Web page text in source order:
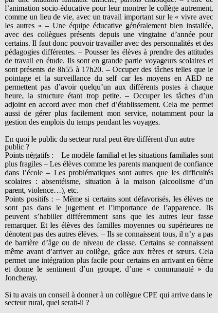
l’animation socio-éducative pour leur montrer le collège autrement,
comme un lieu de vie, avec un travail important sur le « vivre avec
les autres » – Une équipe éducative généralement bien installée,
avec des collègues présents depuis une vingtaine d’année pour
certains. Il faut donc pouvoir travailler avec des personnalités et des
pédagogies différentes. – Pousser les élèves à prendre des attitudes
de travail en étude. Ils sont en grande partie voyageurs scolaires et
sont présents de 8h55 à 17h20. – Occuper des tâches telles que le
pointage et la surveillance du self car les moyens en AED ne
permettent pas d’avoir quelqu’un aux différents postes à chaque
heure, la structure étant trop petite. – Occuper les tâches d’un
adjoint en accord avec mon chef d’établissement. Cela me permet
aussi de gérer plus facilement mon service, notamment pour la
gestion des emplois du temps pendant les voyages.
En quoi le public du secteur rural peut être différent d'un autre
public ?
Points négatifs : – Le modèle familial et les situations familiales sont
plus fragiles – Les élèves comme les parents manquent de confiance
dans l’école – Les problématiques sont autres que les difficultés
scolaires : absentéisme, situation à la maison (alcoolisme d’un
parent, violence…), etc.
Points positifs : – Même si certains sont défavorisés, les élèves ne
sont pas dans le jugement et l’importance de l’apparence. Ils
peuvent s’habiller différemment sans que les autres leur fasse
remarquer. Et les élèves des familles moyennes ou supérieures ne
dénotent pas des autres élèves. – Ils se connaissent tous, il n’y a pas
de barrière d’âge ou de niveau de classe. Certains se connaissent
même avant d’arriver au collège, grâce aux frères et sœurs. Cela
permet une intégration plus facile pour certains en arrivant en 6ème
et donne le sentiment d’un groupe, d’une « communauté » du
Joncheray.
Si tu avais un conseil à donner à un collègue CPE qui arrive dans le
secteur rural, quel serait-il ?